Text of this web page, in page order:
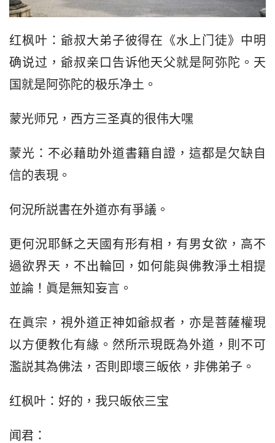
红枫叶：爺叔大弟子彼得在《水上门徒》中明
确说过，爺叔亲口告诉他天父就是阿弥陀。天
国就是阿弥陀的极乐净土。
蒙光师兄，西方三圣真的很伟大嘿
蒙光：不必藉助外道書籍自證，這都是欠缺自
信的表現。
何況所説書在外道亦有爭議。
更何況耶稣之天國有形有相，有男女欲，高不
過欲界天，不出輪回，如何能與佛教淨土相提
並論！眞是無知妄言。
在眞宗，視外道正神如爺叔者，亦是菩薩權現
以方便教化有緣。然所示現既為外道，則不可
濫説其為佛法，否則即壞三皈依，非佛弟子。
红枫叶：好的，我只皈依三宝
闻君：